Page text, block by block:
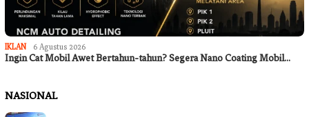
IKLAN 6 Agustus 2026
Ingin Cat Mobil Awet Bertahun-tahun? Segera Nano Coating Mobil…
NASIONAL